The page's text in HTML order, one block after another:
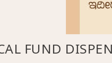
FUND